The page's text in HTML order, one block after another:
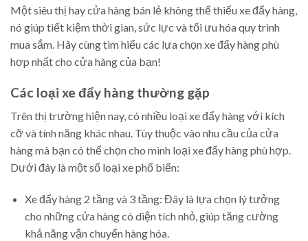
Một siêu thị hay cửa hàng bán lẻ không thể thiếu xe đẩy hàng,
nó giúp tiết kiệm thời gian, sức lực và tối ưu hóa quy trình
mua sắm. Hãy cùng tìm hiểu các lựa chọn xe đẩy hàng phù
hợp nhất cho cửa hàng của bạn!
Các loại xe đẩy hàng thường gặp
Trên thị trường hiện nay, có nhiều loại xe đẩy hàng với kích
cỡ và tính năng khác nhau. Tùy thuộc vào nhu cầu của cửa
hàng mà bạn có thể chọn cho mình loại xe đẩy hàng phù hợp.
Dưới đây là một số loại xe phổ biến:
Xe đẩy hàng 2 tầng và 3 tầng: Đây là lựa chọn lý tưởng
cho những cửa hàng có diện tích nhỏ, giúp tăng cường
khả năng vận chuyển hàng hóa.